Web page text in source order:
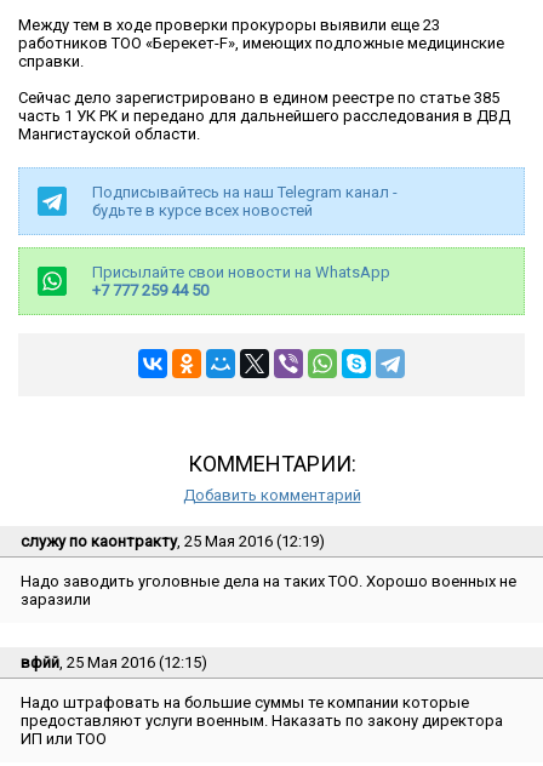
Между тем в ходе проверки прокуроры выявили еще 23
работников ТОО «Берекет-F», имеющих подложные медицинские
справки.
Сейчас дело зарегистрировано в едином реестре по статье 385
часть 1 УК РК и передано для дальнейшего расследования в ДВД
Мангистауской области.
Подписывайтесь на наш Telegram канал -
будьте в курсе всех новостей
Присылайте свои новости на WhatsApp
+7 777 259 44 50
КОММЕНТАРИИ:
Добавить комментарий
служу по каонтракту, 25 Мая 2016 (12:19)
Надо заводить уголовные дела на таких ТОО. Хорошо военных не
заразили
вфйй, 25 Мая 2016 (12:15)
Надо штрафовать на большие суммы те компании которые
предоставляют услуги военным. Наказать по закону директора
ИП или ТОО